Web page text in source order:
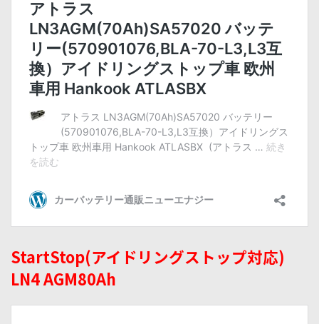
StartStop(アイドリングストップ対応)
LN4 AGM80Ah